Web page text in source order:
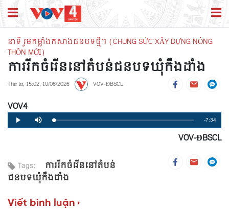
នាទី រួមកម្លាំងកសាងជនបទថ្មី។ (CHUNG SỨC XÂY DỰNG NÔNG
THÔN MỚI)
ការរីកចំរើននៅតំបន់ជនបទឃុំកឹងដាំង
Thứ tư, 15:02, 10/06/2026 VOV-ĐBSCL
VOV4
Play Mute Loaded:
0%
Progress:
0%
Remaining
Time
-7:34
VOV-ĐBSCL
Tags:
ការរីកចំរើននៅតំបន់
ជនបទឃុំកឹងដាំង
Viết bình luận